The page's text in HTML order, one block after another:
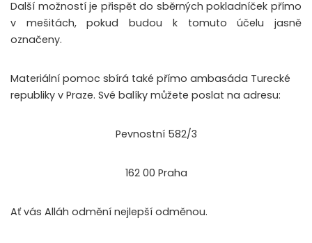
Další možností je přispět do sběrných pokladníček přímo
v mešitách, pokud budou k tomuto účelu jasně
označeny.
Materiální pomoc sbírá také přímo ambasáda Turecké
republiky v Praze. Své balíky můžete poslat na adresu:
Pevnostní 582/3
162 00 Praha
Ať vás Alláh odmění nejlepší odměnou.